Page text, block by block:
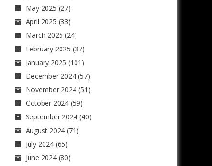
May 2025 (27)
April 2025 (33)
March 2025 (24)
February 2025 (37)
January 2025 (101)
December 2024(57)
November 2024(51)
October 2024(59)
September 2024(40)
August 2024(71)
July 2024(65)
June 2024(80)